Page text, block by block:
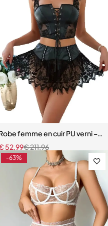
réglables et dentelle raffinée
femme en cuir PU verni –
€211,96
52,99
-63%